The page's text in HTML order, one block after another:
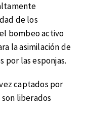
de los
bombeo activo
la asimilación de
por las esponjas.
captados por
liberados